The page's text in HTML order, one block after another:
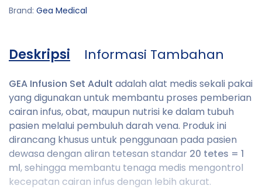
Brand: Gea Medical
Deskripsi Informasi Tambahan
GEA Infusion Set Adult adalah alat medis sekali pakai
yang digunakan untuk membantu proses pemberian
cairan infus, obat, maupun nutrisi ke dalam tubuh
pasien melalui pembuluh darah vena. Produk ini
dirancang khusus untuk penggunaan pada pasien
dewasa dengan aliran tetesan standar 20 tetes = 1
ml, sehingga membantu tenaga medis mengontrol
kecepatan cairan infus dengan lebih akurat.